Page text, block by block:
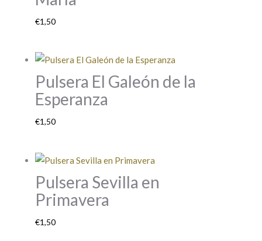
€1,50
Pulsera El Galeón de la
Esperanza
€1,50
Pulsera Sevilla en
Primavera
€1,50